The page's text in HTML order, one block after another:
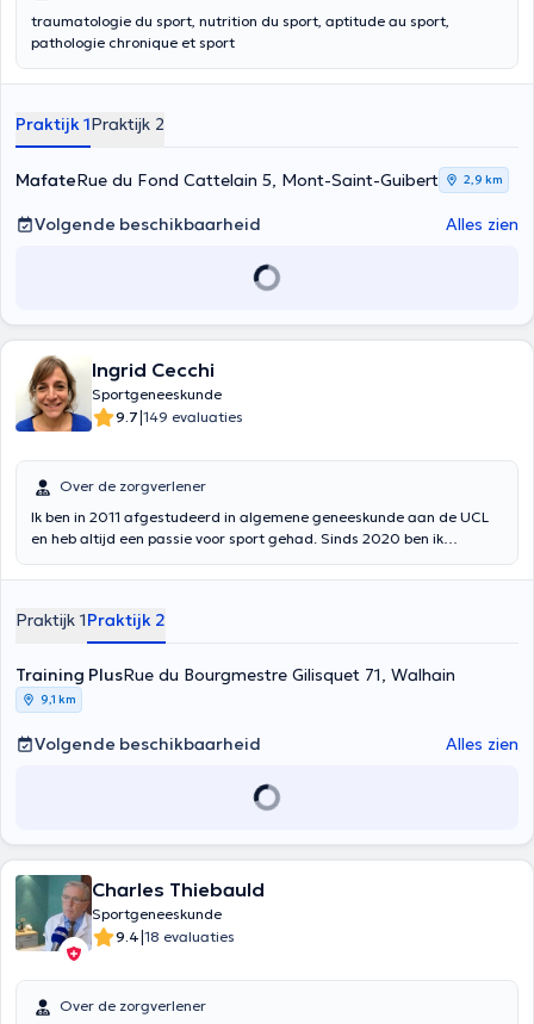
traumatologie du sport, nutrition du sport, aptitude au sport,
pathologie chronique et sport
Praktijk 1Praktijk 2
MafateRue du Fond Cattelain 5, Mont-Saint-Guibert 2,9 km
Volgende beschikbaarheid Alles zien
Ingrid Cecchi
Sportgeneeskunde
9.7|149 evaluaties
Over de zorgverlener
Ik ben in 2011 afgestudeerd in algemene geneeskunde aan de UCL
en heb altijd een passie voor sport gehad. Sinds 2020 ben ik
curatief als preventief vlak. Geïnteresseerd in de gezondheid van
lopers in pre-post partum op te volgen. Op technisch niveau kan ik u
helpen met tapen, kinesiotape en intra-articulaire infiltratie. Ik
consulteer in het K-Therapie Centrum in Ukkel maar ook in het
Training Plus Centrum in Walhain (maandag PM, www
.trainingplus.be/, mogelijkheid om een afspraak te maken via deze
Italiaans.
Praktijk 1Praktijk 2
Training PlusRue du Bourgmestre Gilisquet 71, Walhain
9,1 km
Volgende beschikbaarheid Alles zien
Charles Thiebauld
Sportgeneeskunde
9.4|18 evaluaties
Over de zorgverlener